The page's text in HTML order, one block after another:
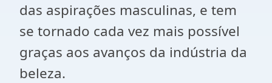
das aspirações masculinas, e tem
se tornado cada vez mais possível
graças aos avanços da indústria da
beleza.